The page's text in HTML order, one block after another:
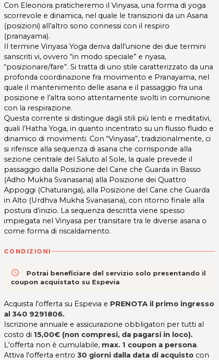
Con Eleonora praticheremo il Vinyasa, una forma di yoga
scorrevole e dinamica, nel quale le transizioni da un Asana
(posizioni) all’altro sono connessi con il respiro
(pranayama).
Il termine Vinyasa Yoga deriva dall’unione dei due termini
sanscriti vi, ovvero “in modo speciale” e nyasa,
“posizionare/fare”. Si tratta di uno stile caratterizzato da una
profonda coordinazione fra movimento e Pranayama, nel
quale il mantenimento delle asana e il passaggio fra una
posizione e l’altra sono attentamente svolti in comunione
con la respirazione.
Questa corrente si distingue dagli stili più lenti e meditativi,
quali l’Hatha Yoga, in quanto incentrato su un flusso fluido e
dinamico di movimenti. Con “Vinyasa”, tradizionalmente, ci
si riferisce alla sequenza di asana che corrisponde alla
sezione centrale del Saluto al Sole, la quale prevede il
passaggio dalla Posizione del Cane che Guarda in Basso
(Adho Mukha Svanasana) alla Posizione dei Quattro
Appoggi (Chaturanga), alla Posizione del Cane che Guarda
in Alto (Urdhva Mukha Svanasana), con ritorno finale alla
postura d’inizio. La sequenza descritta viene spesso
impiegata nel Vinyasa per transitare tra le diverse asana o
come forma di riscaldamento.
CONDIZIONI
access_time
Potrai beneficiare del servizio solo presentando il
coupon acquistato su Espevia
Acquista l'offerta su Espevia e PRENOTA il primo ingresso
al 340 9291806.
Iscrizione annuale e assicurazione obbligatori per tutti al
costo di 15,00€ (non compresi, da pagarsi in loco).
L'offerta non è cumulabile, max. 1 coupon a persona.
Attiva l'offerta entro 30 giorni dalla data di acquisto con